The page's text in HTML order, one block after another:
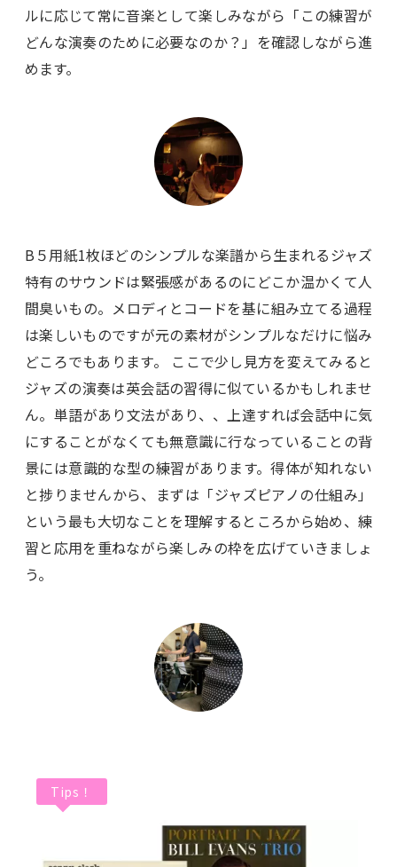
ルに応じて常に音楽として楽しみながら「この練習が
どんな演奏のために必要なのか？」を確認しながら進
めます。
B５用紙1枚ほどのシンプルな楽譜から生まれるジャズ
特有のサウンドは緊張感があるのにどこか温かくて人
間臭いもの。メロディとコードを基に組み立てる過程
は楽しいものですが元の素材がシンプルなだけに悩み
どころでもあります。 ここで少し見方を変えてみると
ジャズの演奏は英会話の習得に似ているかもしれませ
ん。単語があり文法があり、、上達すれば会話中に気
にすることがなくても無意識に行なっていることの背
景には意識的な型の練習があります。得体が知れない
と捗りませんから、まずは「ジャズピアノの仕組み」
という最も大切なことを理解するところから始め、練
習と応用を重ねながら楽しみの枠を広げていきましょ
う。
Tips！